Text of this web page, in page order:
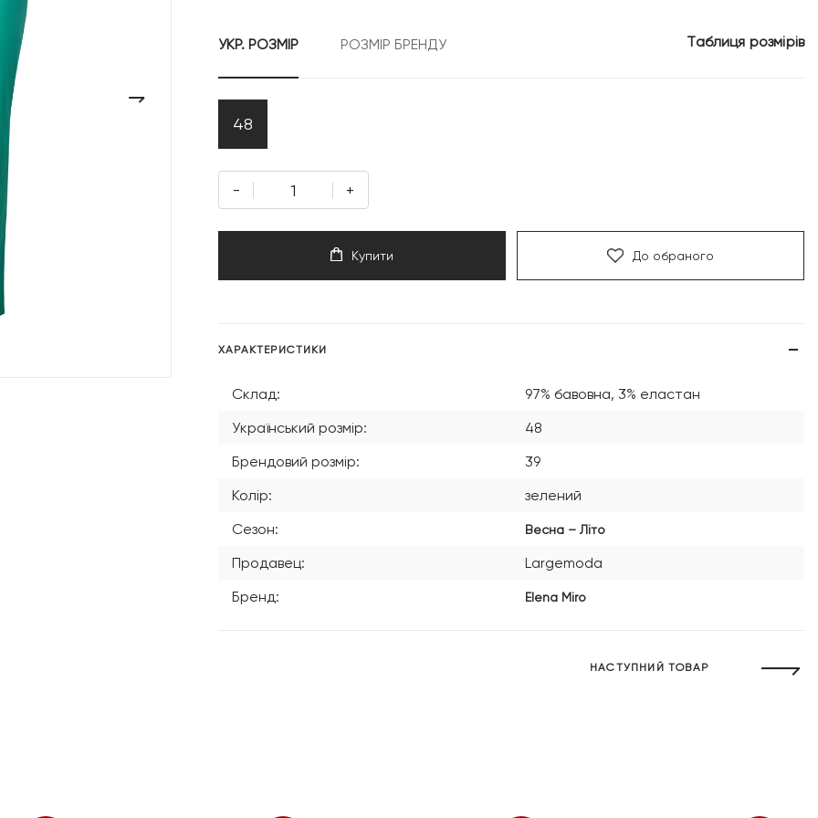
999 грн.
УКР. РОЗМІР РОЗМІР БРЕНДУ Таблиця розмірів
48
- +
Купити До обраного
ХАРАКТЕРИСТИКИ
Склад:
97% бавовна, 3% еластан
Український розмір:
48
Брендовий розмір:
39
Колір:
зелений
Сезон:
Весна – Літо
Продавец:
Largemoda
Бренд:
Elena Miro
НАСТУПНИЙ ТОВАР